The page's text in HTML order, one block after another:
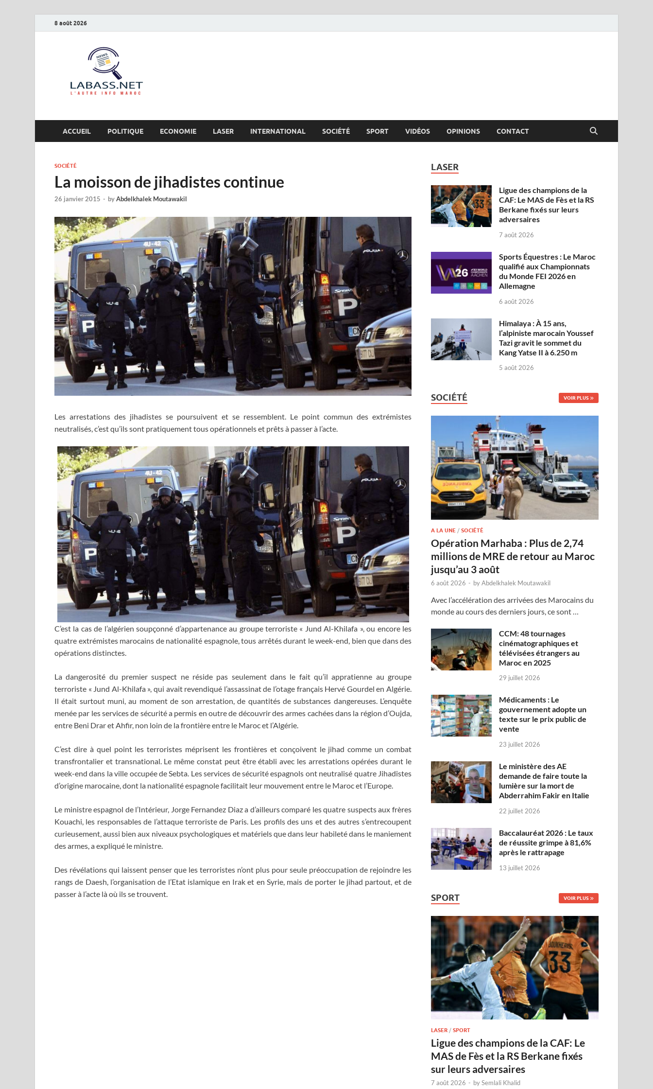
8 août 2026
ACCUEIL POLITIQUE ECONOMIE LASER INTERNATIONAL SOCIÉTÉ SPORT VIDÉOS OPINIONS CONTACT
SOCIÉTÉ
La moisson de jihadistes continue
26 janvier 2015 - byAbdelkhalek Moutawakil
Les arrestations des jihadistes se poursuivent et se ressemblent. Le point commun des extrémistes
neutralisés, c’est qu’ils sont pratiquement tous opérationnels et prêts à passer à l’acte.
C’est la cas de l’algérien soupçonné d’appartenance au groupe terroriste « Jund Al-Khilafa », ou encore les
quatre extrémistes marocains de nationalité espagnole, tous arrêtés durant le week-end, bien que dans des
opérations distinctes.
La dangerosité du premier suspect ne réside pas seulement dans le fait qu’il appratienne au groupe
terroriste « Jund Al-Khilafa », qui avait revendiqué l’assassinat de l’otage français Hervé Gourdel en Algérie.
Il était surtout muni, au moment de son arrestation, de quantités de substances dangereuses. L’enquête
menée par les services de sécurité a permis en outre de découvrir des armes cachées dans la région d’Oujda,
entre Beni Drar et Ahfir, non loin de la frontière entre le Maroc et l’Algérie.
C’est dire à quel point les terroristes méprisent les frontières et conçoivent le jihad comme un combat
transfrontalier et transnational. Le même constat peut être établi avec les arrestations opérées durant le
week-end dans la ville occupée de Sebta. Les services de sécurité espagnols ont neutralisé quatre Jihadistes
d’origine marocaine, dont la nationalité espagnole facilitait leur mouvement entre le Maroc et l’Europe.
Le ministre espagnol de l’Intérieur, Jorge Fernandez Diaz a d’ailleurs comparé les quatre suspects aux frères
Kouachi, les responsables de l’attaque terroriste de Paris. Les profils des uns et des autres s’entrecoupent
curieusement, aussi bien aux niveaux psychologiques et matériels que dans leur habileté dans le maniement
des armes, a expliqué le ministre.
Des révélations qui laissent penser que les terroristes n’ont plus pour seule préoccupation de rejoindre les
rangs de Daesh, l’organisation de l’Etat islamique en Irak et en Syrie, mais de porter le jihad partout, et de
passer à l’acte là où ils se trouvent.
LASER
Ligue des champions de la
CAF: Le MAS de Fès et la RS
Berkane fixés sur leurs
adversaires
7 août 2026
Sports Équestres : Le Maroc
qualifié aux Championnats
du Monde FEI 2026 en
Allemagne
6 août 2026
Himalaya : À 15 ans,
l’alpiniste marocain Youssef
Tazi gravit le sommet du
Kang Yatse II à 6.250 m
5 août 2026
SOCIÉTÉ VOIR PLUS
A LA UNE /SOCIÉTÉ
Opération Marhaba : Plus de 2,74
millions de MRE de retour au Maroc
jusqu’au 3 août
6 août 2026 - byAbdelkhalek Moutawakil
Avec l’accélération des arrivées des Marocains du
monde au cours des derniers jours, ce sont …
CCM: 48 tournages
cinématographiques et
télévisées étrangers au
Maroc en 2025
29 juillet 2026
Médicaments : Le
gouvernement adopte un
texte sur le prix public de
vente
23 juillet 2026
Le ministère des AE
demande de faire toute la
lumière sur la mort de
Abderrahim Fakir en Italie
22 juillet 2026
Baccalauréat 2026 : Le taux
de réussite grimpe à 81,6%
après le rattrapage
13 juillet 2026
SPORT VOIR PLUS
LASER /SPORT
Ligue des champions de la CAF: Le
MAS de Fès et la RS Berkane fixés
sur leurs adversaires
7 août 2026 - bySemlali Khalid